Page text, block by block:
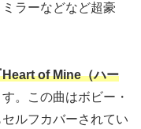
ラーなどなど超豪
Heart of Mine（ハー
。この曲はボビー・
ルフカバーされてい